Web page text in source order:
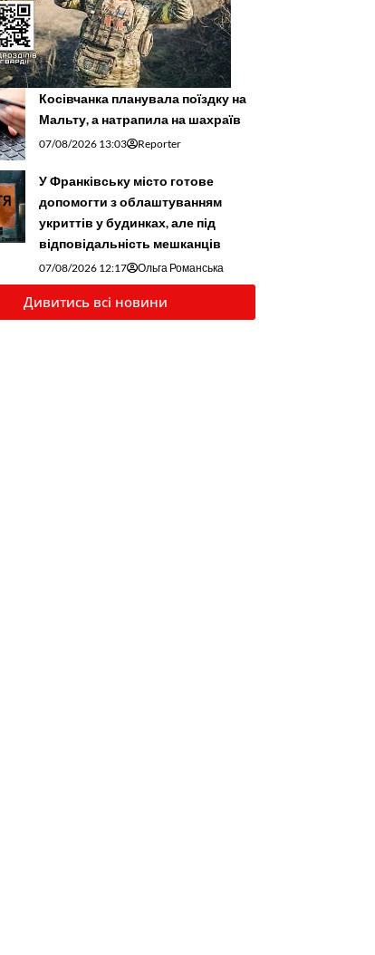
Косівчанка планувала поїздку на
Мальту, а натрапила на шахраїв
07/08/2026 13:03 Reporter
У Франківську місто готове
допомогти з облаштуванням
укриттів у будинках, але під
відповідальність мешканців
07/08/2026 12:17 Ольга Романська
Дивитись всі новини